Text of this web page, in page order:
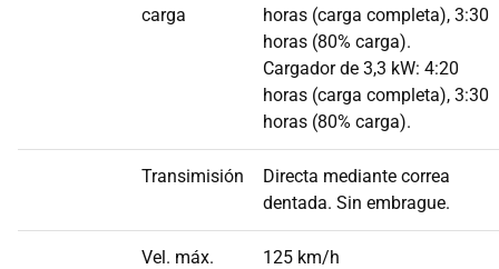
carga
horas (carga completa), 3:30
horas (80% carga).
Cargador de 3,3 kW: 4:20
horas (carga completa), 3:30
horas (80% carga).
Transimisión
Directa mediante correa
dentada. Sin embrague.
Vel. máx. 125 km/h